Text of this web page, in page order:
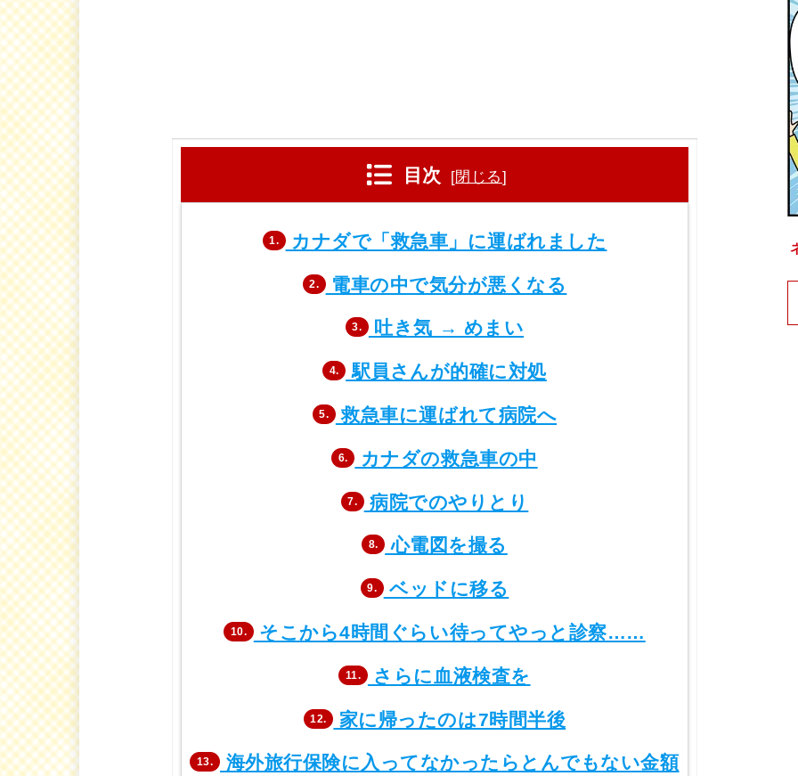
目次 [閉じる]
1. カナダで「救急車」に運ばれました
2. 電車の中で気分が悪くなる
3. 吐き気 → めまい
4. 駅員さんが的確に対処
5. 救急車に運ばれて病院へ
6. カナダの救急車の中
7. 病院でのやりとり
8. 心電図を撮る
9. ベッドに移る
10. そこから4時間ぐらい待ってやっと診察……
11. さらに血液検査を
12. 家に帰ったのは7時間半後
13.
海外旅行保険に入ってなかったらとんでもない金額